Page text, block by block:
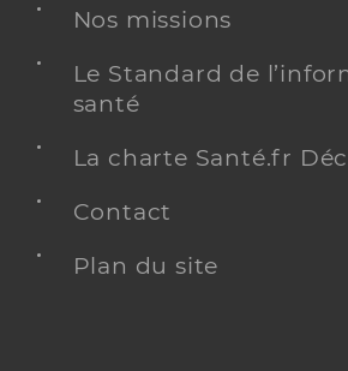
Nos missions
Le Standard de
santé
La charte Santé.fr
Contact
Plan du site